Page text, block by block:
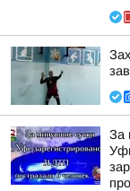
За